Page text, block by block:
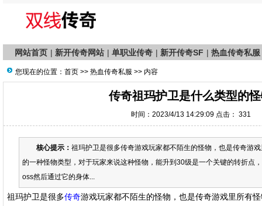
网站首页 | 新开传奇网站 | 单职业传奇 | 新开传奇SF | 热血传奇私服
您现在的位置： 首页 >> 热血传奇私服 >> 内容
传奇祖玛护卫是什么类型的
时间：2023/4/13 14:29:09 点击： 331
核心提示： 祖玛护卫是很多传奇游戏玩家都不陌生的怪物，也是传奇游
的一种怪物类型，对于玩家来说这种怪物，能升到30级是一个关键的转折点
oss然后通过它的身体...
祖玛护卫是很多传奇游戏玩家都不陌生的怪物，也是传奇游戏里所有